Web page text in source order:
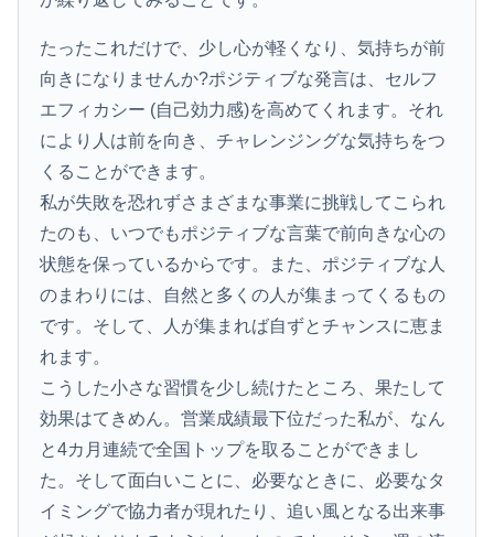
たったこれだけで、少し心が軽くなり、気持ちが前
向きになりませんか?ポジティブな発言は、セルフ
エフィカシー (自己効力感)を高めてくれます。それ
により人は前を向き、チャレンジングな気持ちをつ
くることができます。
私が失敗を恐れずさまざまな事業に挑戦してこられ
たのも、いつでもポジティブな言葉で前向きな心の
状態を保っているからです。また、ポジティブな人
のまわりには、自然と多くの人が集まってくるもの
です。そして、人が集まれば自ずとチャンスに恵ま
れます。
こうした小さな習慣を少し続けたところ、果たして
効果はてきめん。営業成績最下位だった私が、なん
と4カ月連続で全国トップを取ることができまし
た。そして面白いことに、必要なときに、必要なタ
イミングで協力者が現れたり、追い風となる出来事